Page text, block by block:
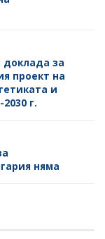
за
проект на
и
г.
няма